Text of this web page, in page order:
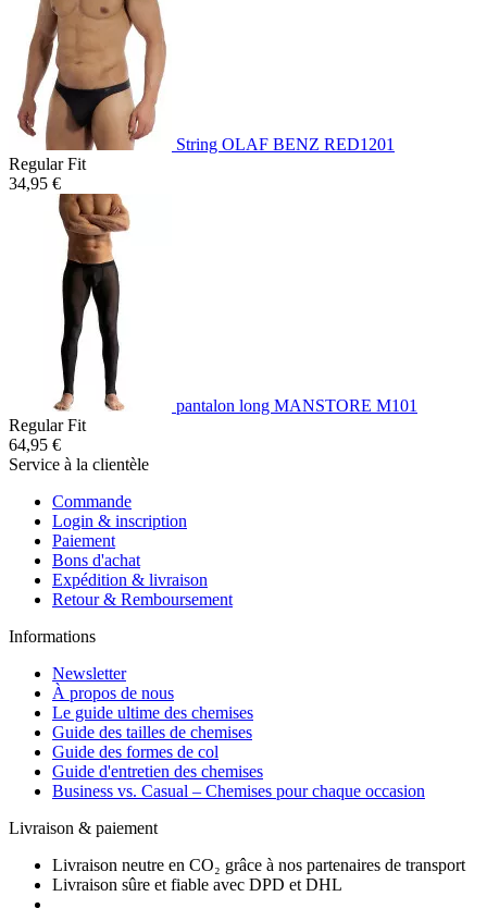
String OLAF BENZ RED1201
Regular Fit
34,95 €
pantalon long MANSTORE M101
Regular Fit
64,95 €
Service à la clientèle
Commande
Login & inscription
Paiement
Bons d'achat
Expédition & livraison
Retour & Remboursement
Informations
Newsletter
À propos de nous
Le guide ultime des chemises
Guide des tailles de chemises
Guide des formes de col
Guide d'entretien des chemises
Business vs. Casual – Chemises pour chaque occasion
Livraison & paiement
Livraison neutre en CO₂ grâce à nos partenaires de transport
Livraison sûre et fiable avec DPD et DHL